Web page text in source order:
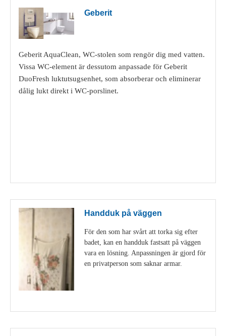
Geberit
Geberit AquaClean, WC-stolen som rengör dig med vatten.
Vissa WC-element är dessutom anpassade för Geberit
DuoFresh luktutsugsenhet, som absorberar och eliminerar
dålig lukt direkt i WC-porslinet.
Handduk på väggen
För den som har svårt att torka sig efter
badet, kan en handduk fastsatt på väggen
vara en lösning. Anpassningen är gjord för
en privatperson som saknar armar.